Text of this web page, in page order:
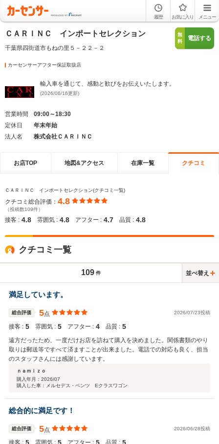
履歴 お気に入り メニュー
ＣＡＲＩＮＣ インポートセレクション
千葉県四街道市もねの里５－２２－２
無
料
電話する
カーセンサーアフター保証取扱店
輸入車を通じて、感動と歓びをお伝えいたします。
(2026/06/16更新)
営業時間
09:00～18:30
定休日
年末年始
法人名
株式会社ＣＡＲＩＮＣ
お店TOP 地図&アクセス 在庫一覧 クチコミ
ＣＡＲＩＮＣ インポートセレクション(クチコミ一覧)
クチコミ総合評価： 4.8
（投稿数109件）
接客 : 4.8 雰囲気 : 4.8 アフター : 4.7 品質 : 4.8
クチコミ一覧
109 件 並べ替え
満足しています。
総合評価 5点 2026/07/23投稿
接客 : 5 雰囲気 : 5 アフター : 4 品質 : 5
遠方だったため、一度だけお店を訪ねて購入を決めました。関係書類のやり
取りは郵送等ですべて済ますことが出来ました。電話での対応も良く、担当
のスタッフさんには感謝しています。
ｎａｍｉｚｏ
購入年月： 2026/07
購入した車：メルセデス・ベンツ Eクラスワゴン
総合的に満足です！
総合評価 5点 2026/06/28投稿
接客 : 雰囲気 : アフター : 品質 :